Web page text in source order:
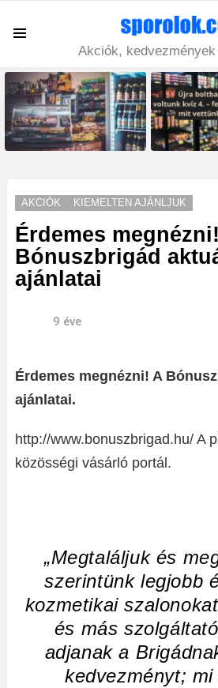
Akciók,
LATEST
STORIES
AKCIÓK KIEMELTEN AJÁNLJUK
Érdemes
Bónuszbrigád
ajánlatai
9 éve
Érdemes megnézni! A
ajánlatai.
http://www.bonuszbrigad.hu/ A
közösségi vásárló portál.
„Megtaláljuk és
szerintünk legjobb
kozmetikai
és más
adjanak a
kedvezményt;